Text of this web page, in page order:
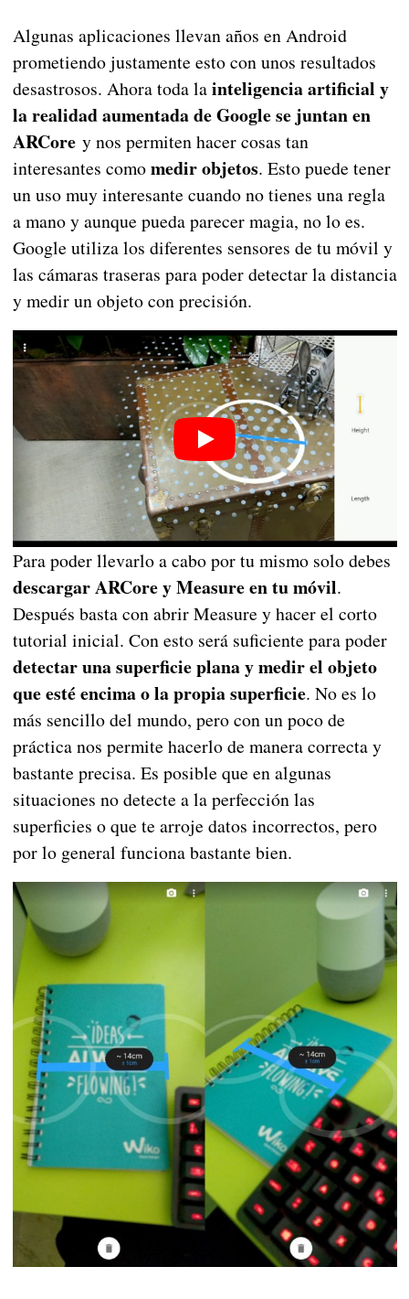
Algunas aplicaciones llevan años en Android
prometiendo justamente esto con unos resultados
desastrosos. Ahora toda lainteligencia artificial y
la realidad aumentada de Google se juntan en
ARCorey nos permiten hacer cosas tan
interesantes comomedir objetos. Esto puede tener
un uso muy interesante cuando no tienes una regla
a mano y aunque pueda parecer magia, no lo es.
Google utiliza los diferentes sensores de tu móvil y
las cámaras traseras para poder detectar la distancia
y medir un objeto con precisión.
Para poder llevarlo a cabo por tu mismo solo debes
descargar ARCore y Measure en tu móvil.
Después basta con abrir Measure y hacer el corto
tutorial inicial. Con esto será suficiente para poder
detectar una superficie plana y medir el objeto
que esté encima o la propia superficie. No es lo
más sencillo del mundo, pero con un poco de
práctica nos permite hacerlo de manera correcta y
bastante precisa. Es posible que en algunas
situaciones no detecte a la perfección las
superficies o que te arroje datos incorrectos, pero
por lo general funciona bastante bien.